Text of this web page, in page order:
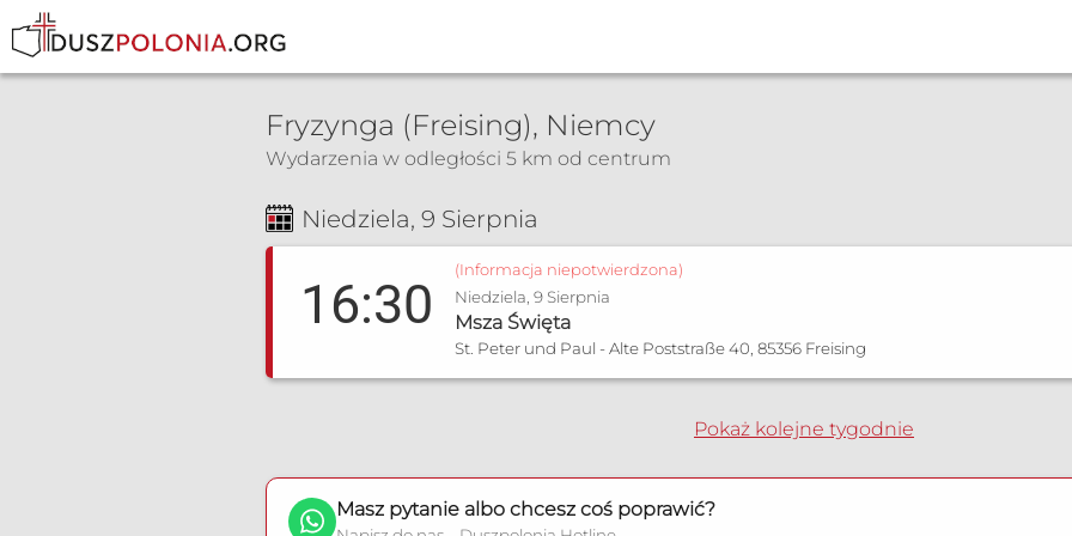
Fryzynga (Freising), Niemcy
Wydarzenia w odległości 5 km od centrum
Niedziela, 9 Sierpnia
16:30
(Informacja niepotwierdzona)
Niedziela, 9 Sierpnia
Msza Święta
St. Peter und Paul - Alte Poststraße 40, 85356 Freising
Pokaż kolejne tygodnie
Masz pytanie albo chcesz coś poprawić?